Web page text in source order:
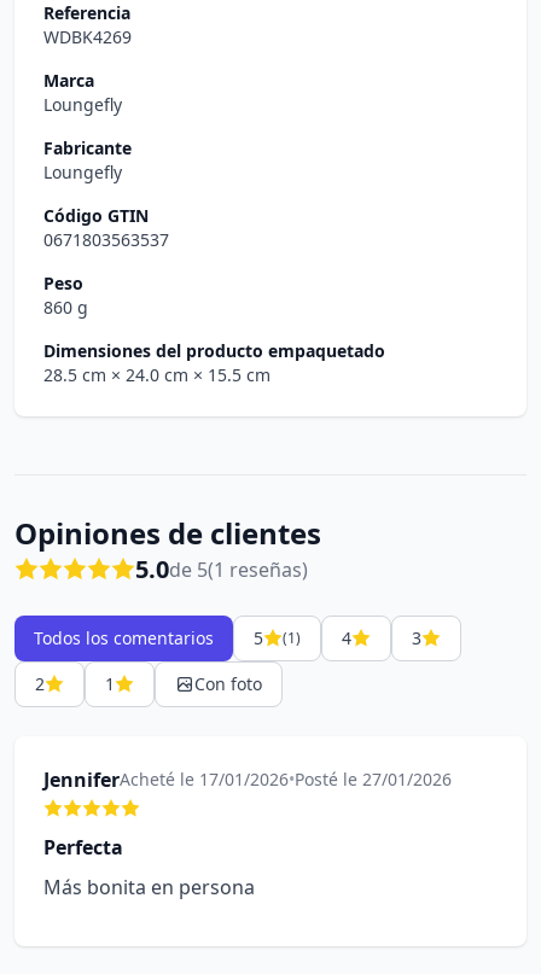
Referencia
WDBK4269
Marca
Loungefly
Fabricante
Loungefly
Código GTIN
0671803563537
Peso
860 g
Dimensiones del producto empaquetado
28.5 cm × 24.0 cm × 15.5 cm
Opiniones de clientes
5.0de 5(1 reseñas)
Todos los comentarios 5 (1) 4
3
2
1 Con foto
JenniferAcheté le 17/01/2026•Posté le 27/01/2026
Perfecta
Más bonita en persona